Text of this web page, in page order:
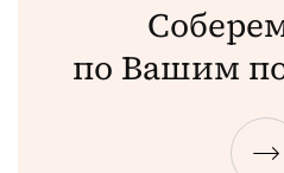
по Вашим